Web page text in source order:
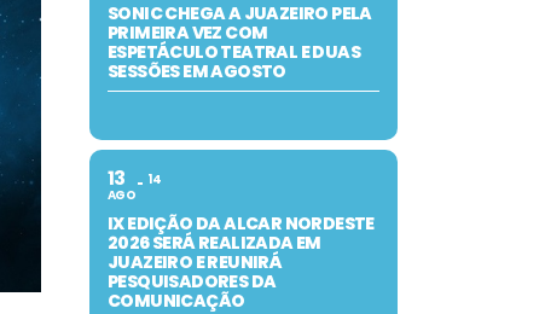
SONIC CHEGA A JUAZEIRO PELA
PRIMEIRA VEZ COM
ESPETÁCULO TEATRAL E DUAS
SESSÕES EM AGOSTO
13
AGO
14
IX EDIÇÃO DA ALCAR NORDESTE
2026 SERÁ REALIZADA EM
JUAZEIRO E REUNIRÁ
PESQUISADORES DA
COMUNICAÇÃO